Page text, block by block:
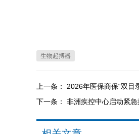
生物起搏器
上一条： 2026年医保商保“双目
下一条： 非洲疾控中心启动紧